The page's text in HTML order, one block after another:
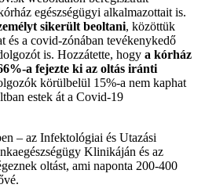
egészségügyi alkalmazottait is.
sikerült beoltani, közöttük
és a covid-zónában tevékenykedő
is. Hozzátette, hogy a kórház
a fejezte ki az oltás iránti
körülbelül 15%-a nem kaphat
estek át a Covid-19
– az Infektológiai és Utazási
Klinikáján és az
oltást, ami naponta 200-400